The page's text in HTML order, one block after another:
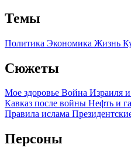
Темы
Политика Экономика Жизнь
Сюжеты
Мое здоровье Война Израиля
Кавказ после войны Нефть и
Правила ислама
Персоны